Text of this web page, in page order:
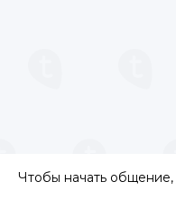
Чтобы начать общение,